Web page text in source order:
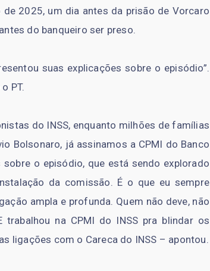
2025, um dia antes da prisão de Vorcaro
do banqueiro ser preso.
suas explicações sobre o episódio”.
PT.
do INSS, enquanto milhões de famílias
Bolsonaro, já assinamos a CPMI do Banco
o episódio, que está sendo explorado
da comissão. É o que eu sempre
ampla e profunda. Quem não deve, não
na CPMI do INSS pra blindar os
ligações com o Careca do INSS – apontou.